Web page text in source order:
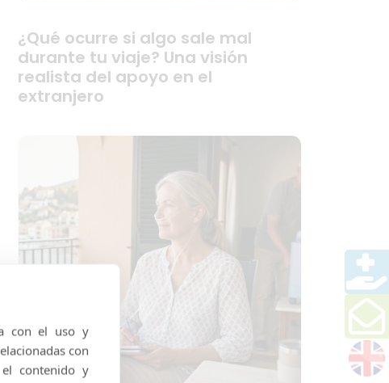
¿Qué ocurre si algo sale mal
durante tu viaje? Una visión
realista del apoyo en el
extranjero
con el uso y
con
contenido y